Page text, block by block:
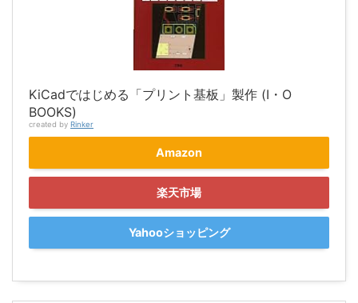
KiCadではじめる「プリント基板」製作 (I・O
BOOKS)
created by Rinker
Amazon
楽天市場
Yahooショッピング